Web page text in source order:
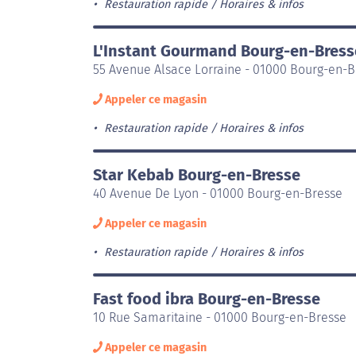
Restauration rapide Horaires & infos
L'Instant Gourmand Bourg-en-
55 Avenue Alsace Lorraine - 01000 Bourg-en-
Appeler ce magasin
Restauration rapide Horaires & infos
Star Kebab Bourg-en-Bresse
40 Avenue De Lyon - 01000 Bourg-en-Bresse
Appeler ce magasin
Restauration rapide Horaires & infos
Fast food ibra Bourg-en-Bresse
10 Rue Samaritaine - 01000 Bourg-en-Bresse
Appeler ce magasin